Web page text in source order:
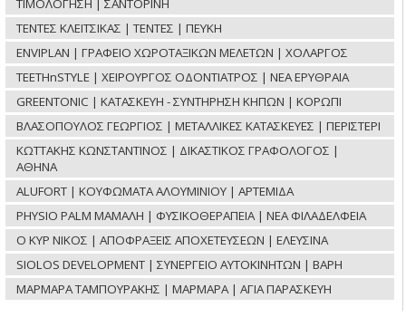
ΤΙΜΟΛΟΓΗΣΗ | ΣΑΝΤΟΡΙΝΗ
ΤΕΝΤΕΣ ΚΛΕΙΤΣΙΚΑΣ | ΤΕΝΤΕΣ | ΠΕΥΚΗ
ENVIPLAN | ΓΡΑΦΕΙΟ ΧΩΡΟΤΑΞΙΚΩΝ ΜΕΛΕΤΩΝ | ΧΟΛΑΡΓΟΣ
TEETHnSTYLE | ΧΕΙΡΟΥΡΓΟΣ ΟΔΟΝΤΙΑΤΡΟΣ | ΝΕΑ ΕΡΥΘΡΑΙΑ
GREENTONIC | ΚΑΤΑΣΚΕΥΗ - ΣΥΝΤΗΡΗΣΗ ΚΗΠΩΝ | ΚΟΡΩΠΙ
ΒΛΑΣΟΠΟΥΛΟΣ ΓΕΩΡΓΙΟΣ | ΜΕΤΑΛΛΙΚΕΣ ΚΑΤΑΣΚΕΥΕΣ | ΠΕΡΙΣΤΕΡΙ
ΚΩΤΤΑΚΗΣ ΚΩΝΣΤΑΝΤΙΝΟΣ | ΔΙΚΑΣΤΙΚΟΣ ΓΡΑΦΟΛΟΓΟΣ |
ΑΘΗΝΑ
ALUFORT | ΚΟΥΦΩΜΑΤΑ ΑΛΟΥΜΙΝΙΟΥ | ΑΡΤΕΜΙΔΑ
PHYSIO PALM ΜΑΜΑΛΗ | ΦΥΣΙΚΟΘΕΡΑΠΕΙΑ | ΝΕΑ ΦΙΛΑΔΕΛΦΕΙΑ
Ο ΚΥΡ ΝΙΚΟΣ | ΑΠΟΦΡΑΞΕΙΣ ΑΠΟΧΕΤΕΥΣΕΩΝ | ΕΛΕΥΣΙΝΑ
SIOLOS DEVELOPMENT | ΣΥΝΕΡΓΕΙΟ ΑΥΤΟΚΙΝΗΤΩΝ | ΒΑΡΗ
ΜΑΡΜΑΡΑ ΤΑΜΠΟΥΡΑΚΗΣ | ΜΑΡΜΑΡΑ | ΑΓΙΑ ΠΑΡΑΣΚΕΥΗ